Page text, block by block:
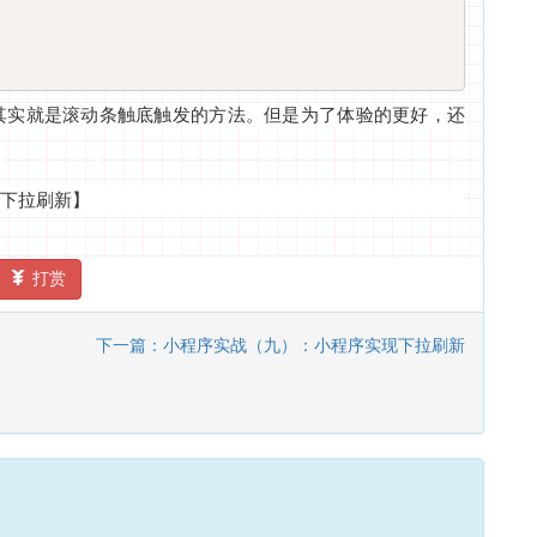
就是滚动条触底触发的方法。但是为了体验的更好，还
拉刷新】
打赏
下一篇：小程序实战（九）：小程序实现下拉刷新